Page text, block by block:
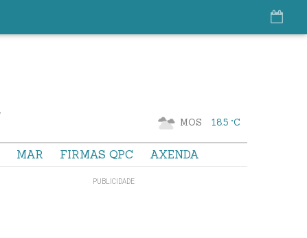
MOS 18.5 °C
MAR FIRMAS QPC AXENDA